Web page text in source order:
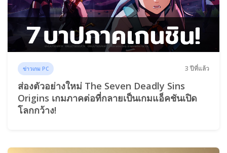
ข่าวเกม PC 3 ปีที่แล้ว
ส่องตัวอย่างใหม่ The Seven Deadly Sins
Origins เกมภาคต่อที่กลายเป็นเกมแอ็คชันเปิด
โลกกว้าง!